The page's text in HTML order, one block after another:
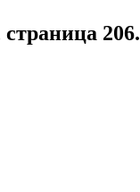
206.